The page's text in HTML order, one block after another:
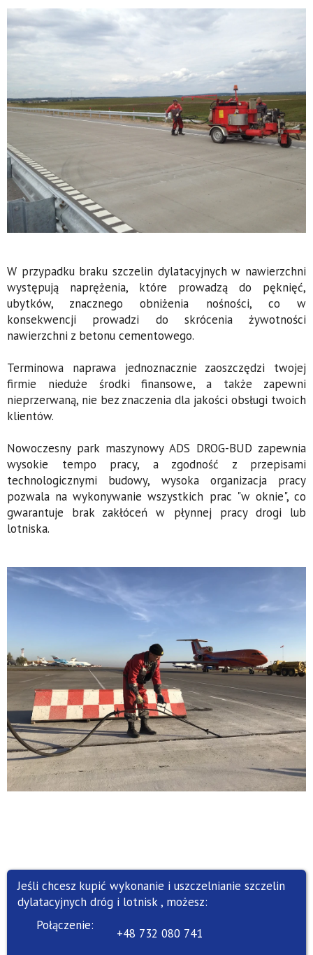
W przypadku braku szczelin dylatacyjnych w nawierzchni
występują naprężenia, które prowadzą do pęknięć,
ubytków, znacznego obniżenia nośności, co w
konsekwencji prowadzi do skrócenia żywotności
nawierzchni z betonu cementowego.
Terminowa naprawa jednoznacznie zaoszczędzi twojej
firmie nieduże środki finansowe, a także zapewni
nieprzerwaną, nie bez znaczenia dla jakości obsługi twoich
klientów.
Nowoczesny park maszynowy ADS DROG-BUD zapewnia
wysokie tempo pracy, a zgodność z przepisami
technologicznymi budowy, wysoka organizacja pracy
pozwala na wykonywanie wszystkich prac "w oknie", co
gwarantuje brak zakłóceń w płynnej pracy drogi lub
lotniska.
Jeśli chcesz kupić wykonanie i uszczelnianie szczelin
dylatacyjnych dróg i lotnisk , możesz:
Połączenie:
+48 732 080 741